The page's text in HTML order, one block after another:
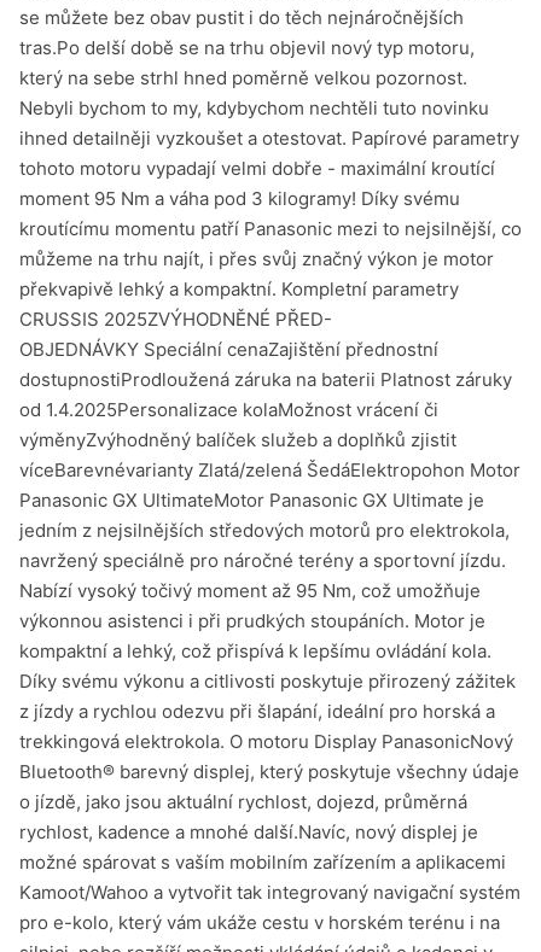
se můžete bez obav pustit i do těch nejnáročnějších
tras.Po delší době se na trhu objevil nový typ motoru,
který na sebe strhl hned poměrně velkou pozornost.
Nebyli bychom to my, kdybychom nechtěli tuto novinku
ihned detailněji vyzkoušet a otestovat. Papírové parametry
tohoto motoru vypadají velmi dobře - maximální kroutící
moment 95 Nm a váha pod 3 kilogramy! Díky svému
kroutícímu momentu patří Panasonic mezi to nejsilnější, co
můžeme na trhu najít, i přes svůj značný výkon je motor
překvapivě lehký a kompaktní. Kompletní parametry
CRUSSIS 2025ZVÝHODNĚNÉ PŘED-
OBJEDNÁVKY Speciální cenaZajištění přednostní
dostupnostiProdloužená záruka na baterii Platnost záruky
od 1.4.2025Personalizace kolaMožnost vrácení či
výměnyZvýhodněný balíček služeb a doplňků zjistit
víceBarevnévarianty Zlatá/zelená ŠedáElektropohon Motor
Panasonic GX UltimateMotor Panasonic GX Ultimate je
jedním z nejsilnějších středových motorů pro elektrokola,
navržený speciálně pro náročné terény a sportovní jízdu.
Nabízí vysoký točivý moment až 95 Nm, což umožňuje
výkonnou asistenci i při prudkých stoupáních. Motor je
kompaktní a lehký, což přispívá k lepšímu ovládání kola.
Díky svému výkonu a citlivosti poskytuje přirozený zážitek
z jízdy a rychlou odezvu při šlapání, ideální pro horská a
trekkingová elektrokola. O motoru Display PanasonicNový
Bluetooth® barevný displej, který poskytuje všechny údaje
o jízdě, jako jsou aktuální rychlost, dojezd, průměrná
rychlost, kadence a mnohé další.Navíc, nový displej je
možné spárovat s vaším mobilním zařízením a aplikacemi
Kamoot/Wahoo a vytvořit tak integrovaný navigační systém
pro e-kolo, který vám ukáže cestu v horském terénu i na